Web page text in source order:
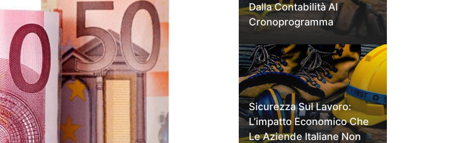
Dalla Contabilità Al
Cronoprogramma
Sicurezza Sul Lavoro:
L’impatto Economico Che
Le Aziende Italiane Non